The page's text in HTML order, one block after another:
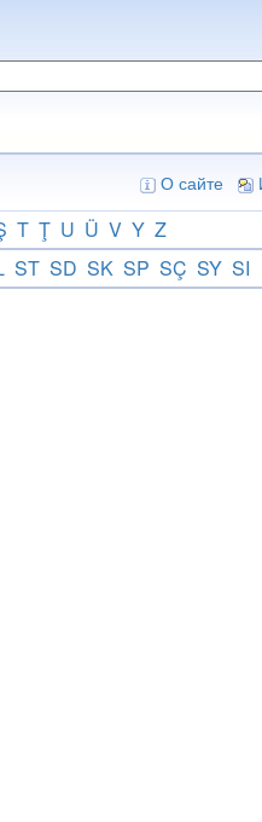
О сайте
T Ţ U Ü V Y Z
ST SD SK SP SÇ SY SI